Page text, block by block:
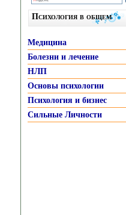
Психология в общем
Медицина
Болезни и лечение
НЛП
Основы психологии
Психология и бизнес
Сильные Личности